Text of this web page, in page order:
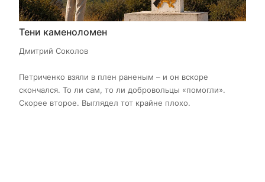
Тени каменоломен
Дмитрий Соколов
Петриченко взяли в плен раненым – и он вскоре
скончался. То ли сам, то ли добровольцы «помогли».
Скорее второе. Выглядел тот крайне плохо.